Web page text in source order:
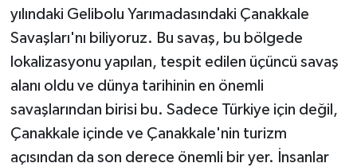
yılındaki Gelibolu Yarımadasındaki Çanakkale
Savaşları'nı biliyoruz. Bu savaş, bu bölgede
lokalizasyonu yapılan, tespit edilen üçüncü savaş
alanı oldu ve dünya tarihinin en önemli
savaşlarından birisi bu. Sadece Türkiye için değil,
Çanakkale içinde ve Çanakkale'nin turizm
açısından da son derece önemli bir yer. İnsanlar